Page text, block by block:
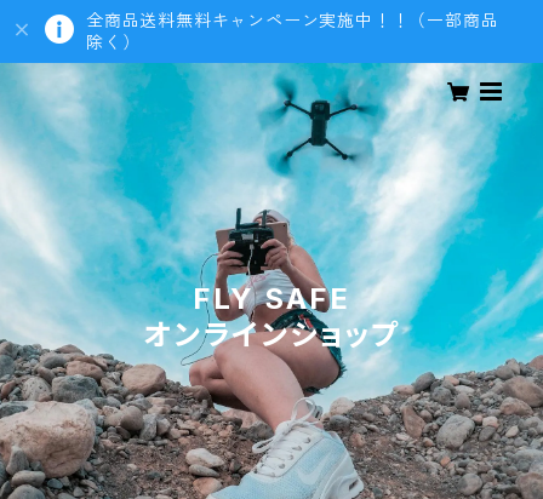
全商品送料無料キャンペーン実施中！！（一部商品
除く）
FLY SAFE
オンラインショップ